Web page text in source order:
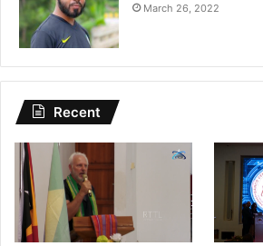
March 26, 2022
Recent